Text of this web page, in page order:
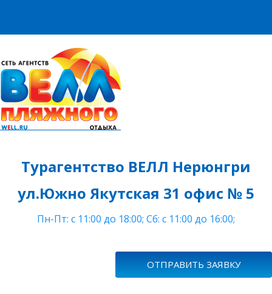
Турагентство ВЕЛЛ Нерюнгри
ул.Южно Якутская 31 офис № 5
Пн-Пт: c 11:00 до 18:00; Сб: с 11:00 до 16:00;
ОТПРАВИТЬ ЗАЯВКУ